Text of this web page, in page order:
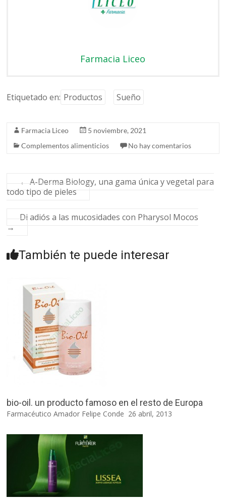
Farmacia Liceo
Etiquetado en: Productos Sueño
Farmacia Liceo
5 noviembre, 2021
Complementos alimenticios
No hay comentarios
←
A-Derma Biology, una gama única y vegetal para
todo tipo de pieles
Di adiós a las mucosidades con Pharysol Mocos
→
También te puede interesar
bio-oil. un producto famoso en el resto de Europa
Farmacéutico Amador Felipe Conde 26 abril, 2013